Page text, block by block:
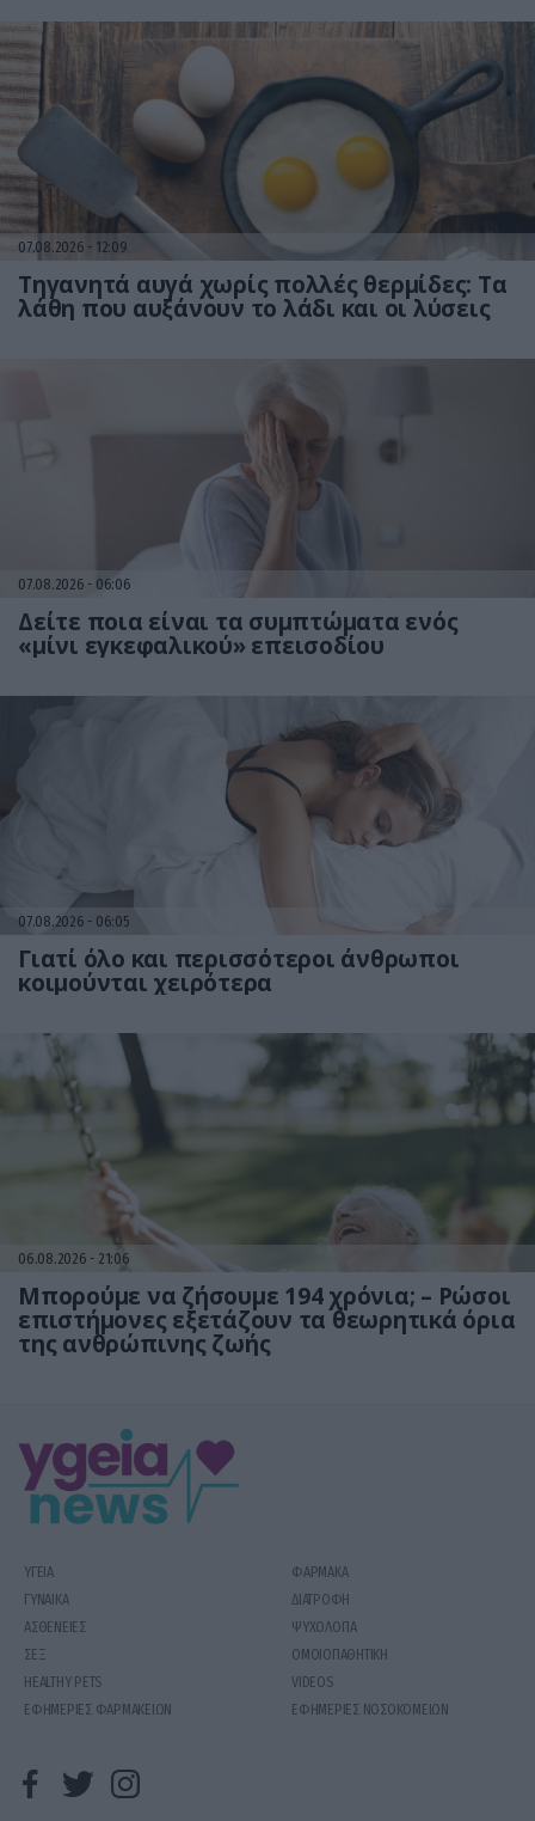
07.08.2026 12:09
Τηγανητά αυγά χωρίς πολλές θερμίδες: Τα
λάθη που αυξάνουν το λάδι και οι λύσεις
07.08.2026 06:06
Δείτε ποια είναι τα συμπτώματα ενός
«μίνι εγκεφαλικού» επεισοδίου
07.08.2026 06:05
Γιατί όλο και περισσότεροι άνθρωποι
κοιμούνται χειρότερα
06.08.2026 21:06
Μπορούμε να ζήσουμε 194 χρόνια; – Ρώσοι
επιστήμονες εξετάζουν τα θεωρητικά όρια
της ανθρώπινης ζωής
ΥΓΕΙΑ
ΦΑΡΜΑΚΑ
ΓΥΝΑΙΚΑ
ΔΙΑΤΡΟΦΗ
ΑΣΘΕΝΕΙΕΣ
ΨΥΧΟΛΟΓΙΑ
ΣΕΞ
ΟΜΟΙΟΠΑΘΗΤΙΚΗ
HEALTHY PETS
VIDEOS
ΕΦΗΜΕΡΙΕΣ ΦΑΡΜΑΚΕΙΩΝ
ΕΦΗΜΕΡΙΕΣ ΝΟΣΟΚΟΜΕΙΩΝ